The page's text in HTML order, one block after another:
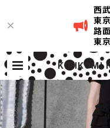
西
東
路
東
KIRIKOMI